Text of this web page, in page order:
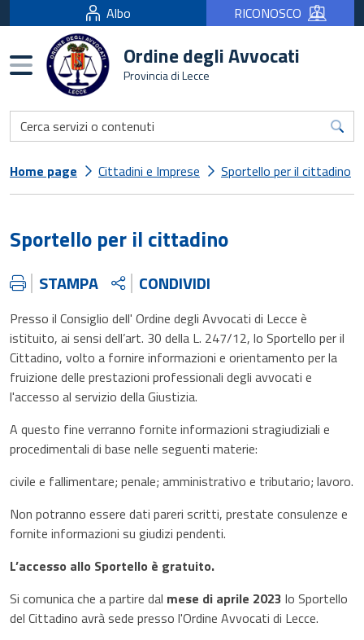
Albo RICONOSCO
Burger menu Ordine degli Avvocati
Provincia di Lecce
Home page Cittadini e Imprese Sportello per il cittadino
Sportello per il cittadino
STAMPA CONDIVIDI
Presso il Consiglio dell' Ordine degli Avvocati di Lecce è
istituito, ai sensi dell’art. 30 della L. 247/12, lo Sportello per il
Cittadino, volto a fornire informazioni e orientamento per la
fruizione delle prestazioni professionali degli avvocati e
l'accesso al servizio della Giustizia.
A questo fine verranno fornite informazioni stragiudiziali e
procedimentali di base nelle seguenti materie:
civile e fallimentare; penale; amministrativo e tributario; lavoro.
Non potranno essere dati pareri scritti, prestate consulenze e
fornite informazioni su giudizi pendenti.
L’accesso allo Sportello è gratuito.
Si comunica che a partire dal mese di aprile 2023 lo Sportello
del Cittadino avrà sede presso l'Ordine Avvocati di Lecce.